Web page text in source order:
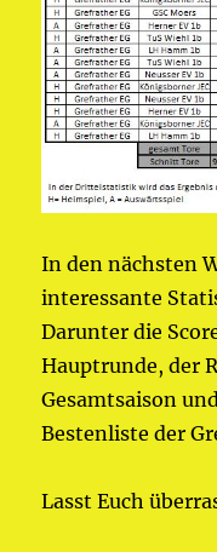
In den nächsten
interessante
Darunter die
Hauptrunde, der
Gesamtsaison
Bestenliste der
Lasst Euch